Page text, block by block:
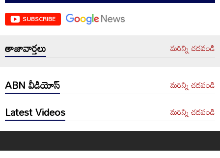
SUBSCRIBE
తాజావార్తలు మరిన్ని చదవండి
ABN వీడియోస్ మరిన్ని చదవండి
Latest Videos మరిన్ని చదవండి